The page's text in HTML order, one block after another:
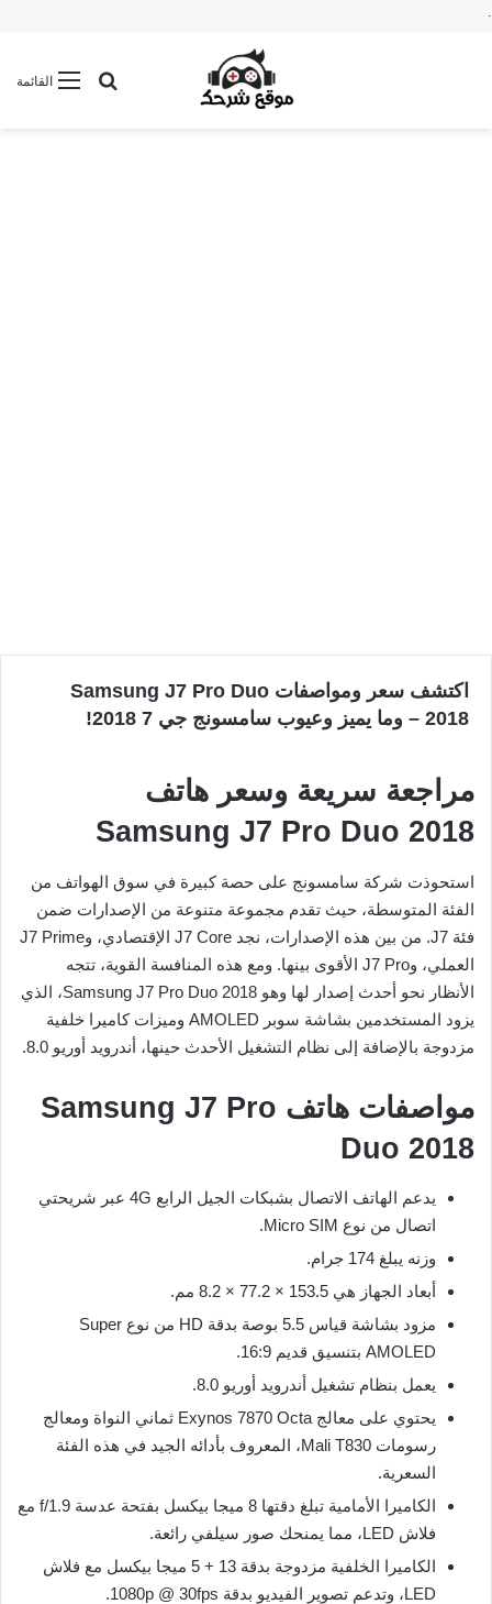
.
القائمةبحث عن
اكتشف سعر ومواصفات Samsung J7 Pro Duo
2018 – وما يميز وعيوب سامسونج جي 7 2018!
مراجعة سريعة وسعر هاتف
Samsung J7 Pro Duo 2018
استحوذت شركة سامسونج على حصة كبيرة في سوق الهواتف من
الفئة المتوسطة، حيث تقدم مجموعة متنوعة من الإصدارات ضمن
فئة J7. من بين هذه الإصدارات، نجد J7 Core الإقتصادي، وJ7 Prime
العملي، وJ7 Pro الأقوى بينها. ومع هذه المنافسة القوية، تتجه
الأنظار نحو أحدث إصدار لها وهو Samsung J7 Pro Duo 2018، الذي
يزود المستخدمين بشاشة سوبر AMOLED وميزات كاميرا خلفية
مزدوجة بالإضافة إلى نظام التشغيل الأحدث حينها، أندرويد أوريو 8.0.
مواصفات هاتف Samsung J7 Pro
Duo 2018
يدعم الهاتف الاتصال بشبكات الجيل الرابع 4G عبر شريحتي
اتصال من نوع Micro SIM.
وزنه يبلغ 174 جرام.
أبعاد الجهاز هي 153.5 × 77.2 × 8.2 مم.
مزود بشاشة قياس 5.5 بوصة بدقة HD من نوع Super
AMOLED بتنسيق قديم 16:9.
يعمل بنظام تشغيل أندرويد أوريو 8.0.
يحتوي على معالج Exynos 7870 Octa ثماني النواة ومعالج
رسومات Mali T830، المعروف بأدائه الجيد في هذه الفئة
السعرية.
الكاميرا الأمامية تبلغ دقتها 8 ميجا بيكسل بفتحة عدسة f/1.9 مع
فلاش LED، مما يمنحك صور سيلفي رائعة.
الكاميرا الخلفية مزدوجة بدقة 13 + 5 ميجا بيكسل مع فلاش
LED، وتدعم تصوير الفيديو بدقة 1080p @ 30fps.